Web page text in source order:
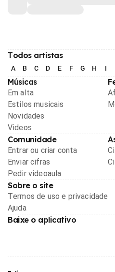
Todos artistas
A B C D E F G H I
Músicas
Em alta
Estilos musicais
Novidades
Videos
Comunidade
Entrar ou criar conta
Enviar cifras
Pedir videoaula
Sobre o site
Termos de uso e privacidade
Ajuda
Baixe o aplicativo